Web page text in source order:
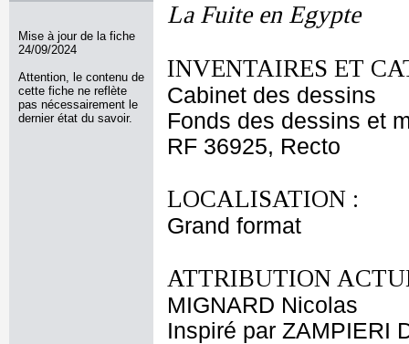
Mise à jour de la fiche
24/09/2024
Attention, le contenu de
cette fiche ne reflète
pas nécessairement le
dernier état du savoir.
La Fuite en Egypte
INVENTAIRES ET
Cabinet des dessins
Fonds des dessins et
RF 36925, Recto
LOCALISATION :
Grand format
ATTRIBUTION
MIGNARD Nicolas
Inspiré par ZAMPIERI